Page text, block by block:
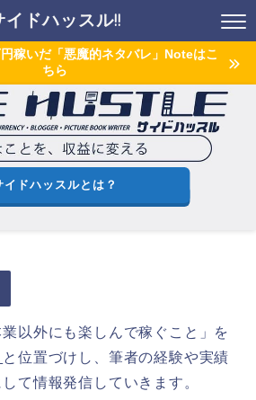
イドハッスル!!
稼いだ「悪魔的ネタバレ」Noteはこ
ちら
イドハッスルとは？
以外にも楽しんで稼ぐこと」を
と位置づけし、筆者の経験や実績
て情報発信していきます。